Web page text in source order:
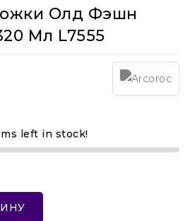
Олд Фэшн
Мл L7555
left in stock!